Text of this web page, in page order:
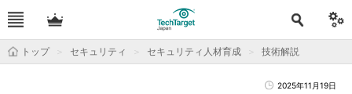
トップ セキュリティ セキュリティ人材育成 技術解説
2025年11月19日